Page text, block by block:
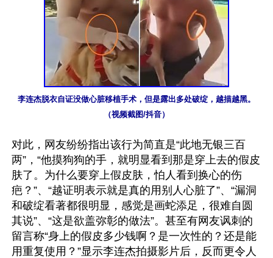
李连杰脱衣自证没做心脏移植手术，但是露出多处破绽，越描越黑。
（视频截图/抖音）
对此，网友纷纷指出该行为简直是“此地无银三百
两”，“他摸狗狗的手，就明显看到那是穿上去的假皮
肤了。为什么要穿上假皮肤，怕人看到换心的伤
疤？”、“越证明表示就是真的用别人心脏了”、“漏洞
和破绽看著都很明显，感觉是画蛇添足，很难自圆
其说”、“这是欲盖弥彰的做法”。甚至有网友讽刺的
留言称“身上的假皮多少钱啊？是一次性的？还是能
用重复使用？”显示李连杰拍摄影片后，反而更令人